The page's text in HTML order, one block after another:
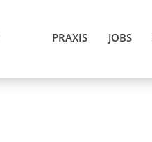
PRAXIS JOBS